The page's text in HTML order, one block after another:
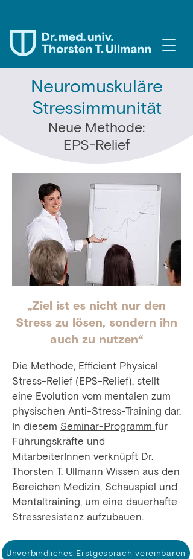
Neuromuskuläre
Stressimmunität
Neue Methode:
EPS-Relief
„Ziel ist es nicht nur den
Stress zu lösen, sondern ihn
auch zu nutzen“
Die Methode, Efficient Physical
Stress-Relief (EPS-Relief), stellt
eine Evolution vom mentalen zum
physischen Anti-Stress-Training dar.
In diesem Seminar-Programm für
Führungskräfte und
MitarbeiterInnen verknüpft Dr.
Thorsten T. Ullmann Wissen aus den
Bereichen Medizin, Schauspiel und
Mentaltraining, um eine dauerhafte
Stressresistenz aufzubauen.
Unverbindliches Erstgespräch vereinbaren